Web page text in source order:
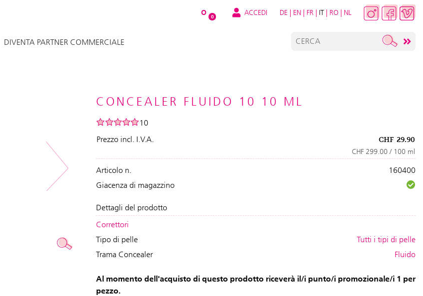
O 0 ACCEDI DE | EN | FR | IT | RO | NL
DIVENTA PARTNER COMMERCIALE
Next
CONCEALER FLUIDO 10 10 ML
10
Prezzo incl. I.V.A.
CHF 29.90
CHF 299.00 / 100 ml
Articolo n.
160400
Giacenza di magazzino
Dettagli del prodotto
Correttori
Tipo di pelle
Tutti i tipi di pelle
Trama Concealer
Fluido
Al momento dell'acquisto di questo prodotto riceverà il/i punto/i promozionale/i 1 per
pezzo.